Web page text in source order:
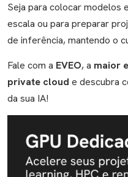
Seja para colocar modelos
escala ou para preparar
de inferência, mantendo o
Fale com a EVEO, a maior
private cloud e descubra
da sua IA!